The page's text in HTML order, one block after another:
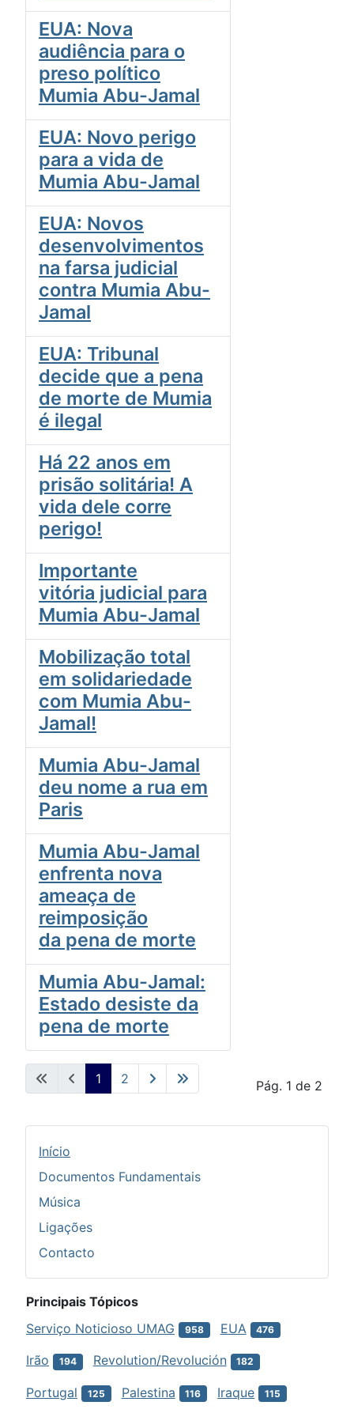
EUA: Nova
audiência para o
preso político
Mumia Abu-Jamal
EUA: Novo perigo
para a vida de
Mumia Abu-Jamal
EUA: Novos
desenvolvimentos
na farsa judicial
contra Mumia Abu-
Jamal
EUA: Tribunal
decide que a pena
de morte de Mumia
é ilegal
Há 22 anos em
prisão solitária! A
vida dele corre
perigo!
Importante
vitória judicial para
Mumia Abu-Jamal
Mobilização total
em solidariedade
com Mumia Abu-
Jamal!
Mumia Abu-Jamal
deu nome a rua em
Paris
Mumia Abu-Jamal
enfrenta nova
ameaça de
reimposição
da pena de morte
Mumia Abu-Jamal:
Estado desiste da
pena de morte
Pág. 1 de 2
1 2
Início
Documentos Fundamentais
Música
Ligações
Contacto
Principais Tópicos
Serviço Noticioso UMAG
958 EUA 476
Irão 194 Revolution/Revolución 182
Portugal 125 Palestina 116 Iraque 115